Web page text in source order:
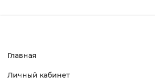
Главная
Личный кабинет